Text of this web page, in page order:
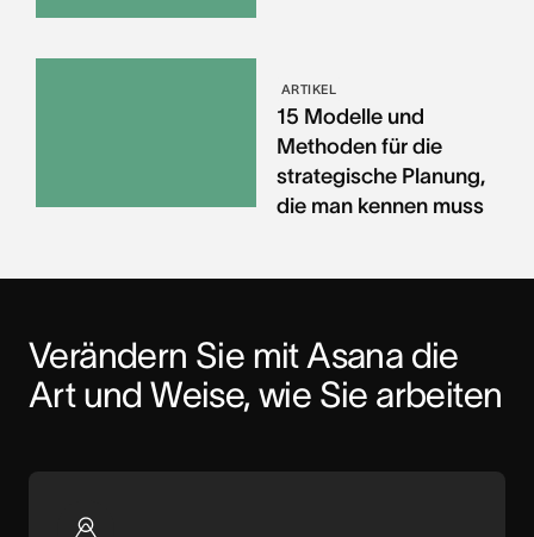
ARTIKEL
15 Modelle und
Methoden für die
strategische Planung,
die man kennen muss
Verändern Sie mit Asana die
Art und Weise, wie Sie arbeiten